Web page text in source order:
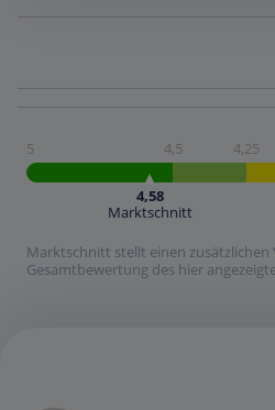
5 4,5 4,25
4,58
Marktschnitt
Marktschnitt stellt einen zusätzlichen
Gesamtbewertung des hier